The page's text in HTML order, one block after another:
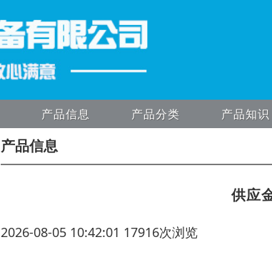
产品信息 产品分类 产品知识
产品信息
供应
2026-08-05 10:42:01 17916次浏览